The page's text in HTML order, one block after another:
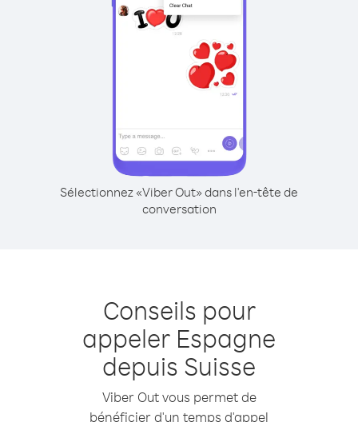
Sélectionnez «Viber Out» dans l'en-tête de
conversation
Conseils pour
appeler Espagne
depuis Suisse
Viber Out vous permet de
bénéficier d'un temps d'appel